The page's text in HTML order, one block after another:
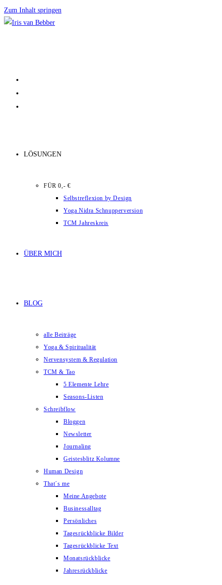
Zum Inhalt springen
LÖSUNGEN
FÜR 0,- €
Selbstreflexion by Design
Yoga Nidra Schnupperversion
TCM Jahreskreis
ÜBER MICH
BLOG
alle Beiträge
Yoga & Spiritualität
Nervensystem & Regulation
TCM & Tao
5 Elemente Lehre
Seasons-Listen
Schreibflow
Bloggen
Newsletter
Journaling
Geistesblitz Kolumne
Human Design
That´s me
Meine Angebote
Businessalltag
Persönliches
Tagesrückblicke Bilder
Tagesrückblicke Text
Monatsrückblicke
Jahresrückblicke